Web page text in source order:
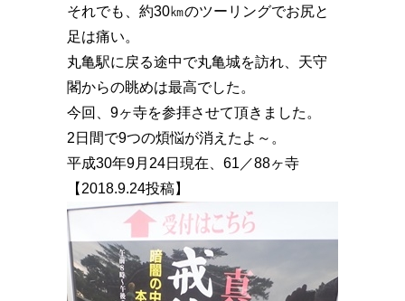
それでも、約30㎞のツーリングでお尻と
足は痛い。
丸亀駅に戻る途中で丸亀城を訪れ、天守
閣からの眺めは最高でした。
今回、9ヶ寺を参拝させて頂きました。
2日間で9つの煩悩が消えたよ～。
平成30年9月24日現在、61／88ヶ寺
【2018.9.24投稿】